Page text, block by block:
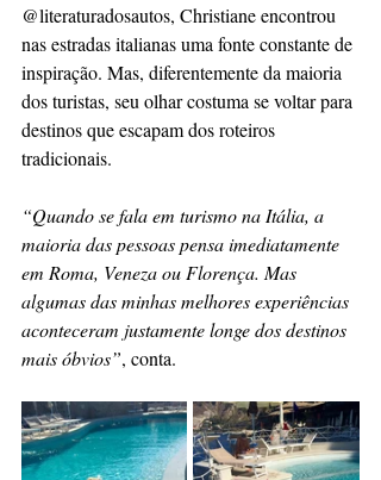
@literaturadosautos, Christiane encontrou
nas estradas italianas uma fonte constante de
inspiração. Mas, diferentemente da maioria
dos turistas, seu olhar costuma se voltar para
destinos que escapam dos roteiros
tradicionais.
“Quando se fala em turismo na Itália, a
maioria das pessoas pensa imediatamente
em Roma, Veneza ou Florença. Mas
algumas das minhas melhores experiências
aconteceram justamente longe dos destinos
mais óbvios”, conta.